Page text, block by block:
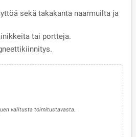
sekä takakanta naarmuilta ja
tai portteja.
valitusta toimitustavasta.